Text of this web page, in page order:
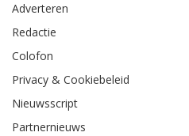
Adverteren
Redactie
Colofon
Privacy & Cookiebeleid
Nieuwsscript
Partnernieuws